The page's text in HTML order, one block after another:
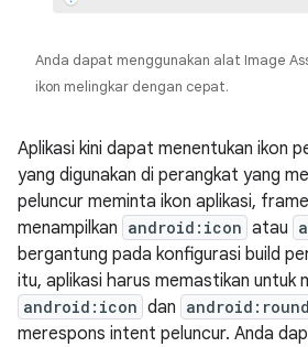
Anda dapat menggunakan alat Image
ikon melingkar dengan cepat.
Aplikasi kini dapat menentukan ikon
yang digunakan di perangkat yang
peluncur meminta ikon aplikasi,
menampilkan android:icon atau
bergantung pada konfigurasi build
itu, aplikasi harus memastikan untuk
android:icon dan
merespons intent peluncur. Anda